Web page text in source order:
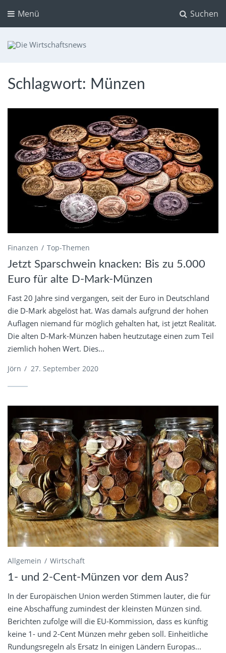
Suchen
Menü
Schlagwort: Münzen
Finanzen Top-Themen
Jetzt Sparschwein knacken: Bis zu 5.000
Euro für alte D-Mark-Münzen
Fast 20 Jahre sind vergangen, seit der Euro in Deutschland
die D-Mark abgelöst hat. Was damals aufgrund der hohen
Auflagen niemand für möglich gehalten hat, ist jetzt Realität.
Die alten D-Mark-Münzen haben heutzutage einen zum Teil
ziemlich hohen Wert. Dies...
Jörn / 27. September 2020
Allgemein Wirtschaft
1- und 2-Cent-Münzen vor dem Aus?
In der Europäischen Union werden Stimmen lauter, die für
eine Abschaffung zumindest der kleinsten Münzen sind.
Berichten zufolge will die EU-Kommission, dass es künftig
keine 1- und 2-Cent Münzen mehr geben soll. Einheitliche
Rundungsregeln als Ersatz In einigen Ländern Europas...